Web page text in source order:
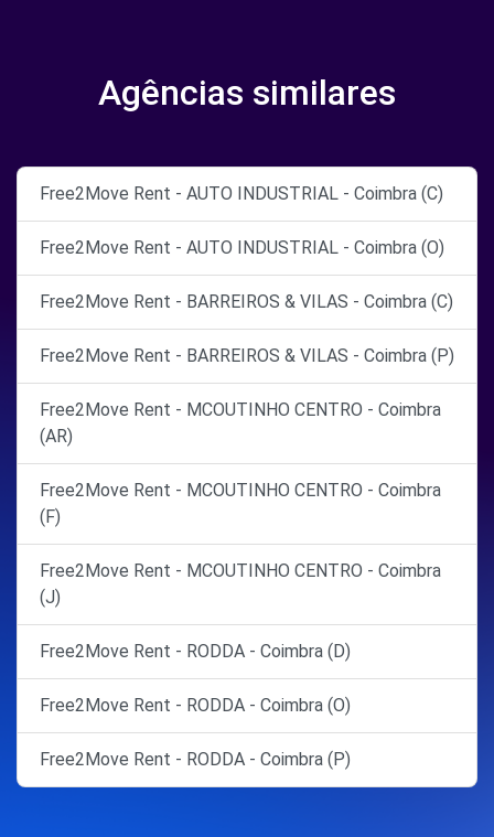
Agências similares
Free2Move Rent - AUTO INDUSTRIAL - Coimbra (C)
Free2Move Rent - AUTO INDUSTRIAL - Coimbra (O)
Free2Move Rent - BARREIROS & VILAS - Coimbra (C)
Free2Move Rent - BARREIROS & VILAS - Coimbra (P)
Free2Move Rent - MCOUTINHO CENTRO - Coimbra
(AR)
Free2Move Rent - MCOUTINHO CENTRO - Coimbra
(F)
Free2Move Rent - MCOUTINHO CENTRO - Coimbra
(J)
Free2Move Rent - RODDA - Coimbra (D)
Free2Move Rent - RODDA - Coimbra (O)
Free2Move Rent - RODDA - Coimbra (P)